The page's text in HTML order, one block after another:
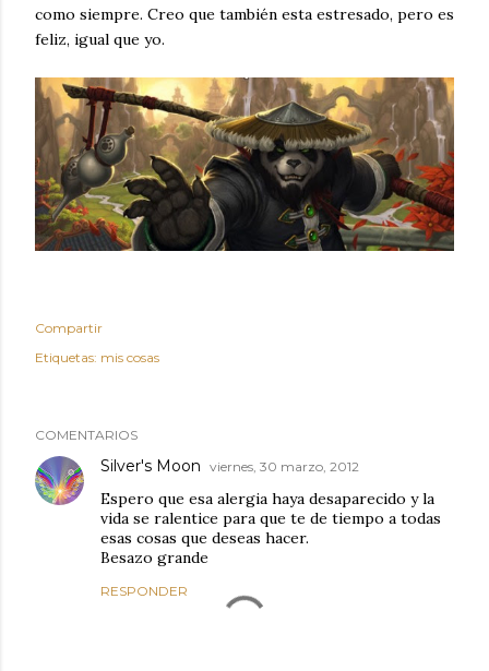
como siempre. Creo que también esta estresado, pero es
feliz, igual que yo.
Compartir
Etiquetas: mis cosas
COMENTARIOS
Silver's Moon viernes, 30 marzo, 2012
Espero que esa alergia haya desaparecido y la
vida se ralentice para que te de tiempo a todas
esas cosas que deseas hacer.
Besazo grande
RESPONDER